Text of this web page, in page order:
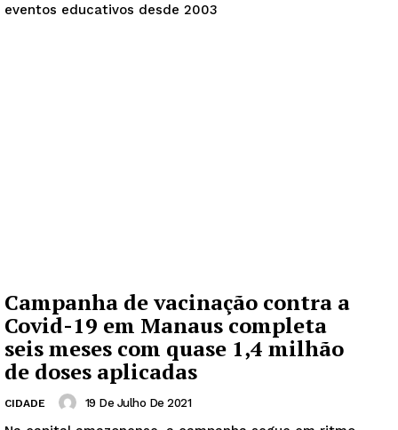
eventos educativos desde 2003
Campanha de vacinação contra a
Covid-19 em Manaus completa
seis meses com quase 1,4 milhão
de doses aplicadas
CIDADE 19 De Julho De 2021